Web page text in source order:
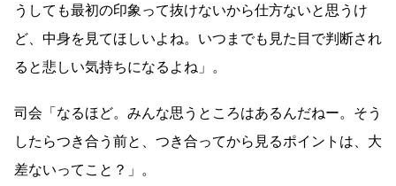
うしても最初の印象って抜けないから仕方ないと思うけ
ど、中身を見てほしいよね。いつまでも見た目で判断され
ると悲しい気持ちになるよね」。
司会「なるほど。みんな思うところはあるんだねー。そう
したらつき合う前と、つき合ってから見るポイントは、大
差ないってこと？」。